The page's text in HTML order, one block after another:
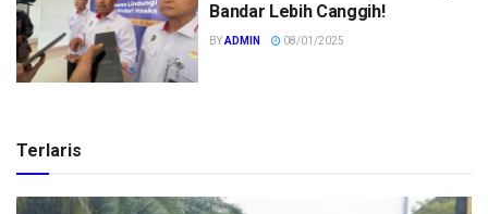
Bandar Lebih Canggih!
BYADMIN 08/01/2025
Terlaris